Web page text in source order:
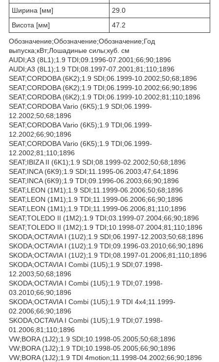
Ширина [мм]
29.0
Висота [мм]
47.2
Обозначение;Обозначение;Обозначение;Год
выпуска;кВт;Лошадиные силы;куб. см
AUDI;A3 (8L1);1.9 TDI;09.1996-07.2001;66;90;1896
AUDI;A3 (8L1);1.9 TDI;08.1997-07.2001;81;110;1896
SEAT;CORDOBA (6K2);1.9 SDI;06.1999-10.2002;50;68;1896
SEAT;CORDOBA (6K2);1.9 TDI;06.1999-10.2002;66;90;1896
SEAT;CORDOBA (6K2);1.9 TDI;06.1999-10.2002;81;110;1896
SEAT;CORDOBA Vario (6K5);1.9 SDI;06.1999-
12.2002;50;68;1896
SEAT;CORDOBA Vario (6K5);1.9 TDI;06.1999-
12.2002;66;90;1896
SEAT;CORDOBA Vario (6K5);1.9 TDI;06.1999-
12.2002;81;110;1896
SEAT;IBIZA II (6K1);1.9 SDI;08.1999-02.2002;50;68;1896
SEAT;INCA (6K9);1.9 SDI;11.1995-06.2003;47;64;1896
SEAT;INCA (6K9);1.9 TDI;09.1996-06.2003;66;90;1896
SEAT;LEON (1M1);1.9 SDI;11.1999-06.2006;50;68;1896
SEAT;LEON (1M1);1.9 TDI;11.1999-06.2006;66;90;1896
SEAT;LEON (1M1);1.9 TDI;11.1999-06.2006;81;110;1896
SEAT;TOLEDO II (1M2);1.9 TDI;03.1999-07.2004;66;90;1896
SEAT;TOLEDO II (1M2);1.9 TDI;10.1998-07.2004;81;110;1896
SKODA;OCTAVIA I (1U2);1.9 SDI;06.1997-12.2003;50;68;1896
SKODA;OCTAVIA I (1U2);1.9 TDI;09.1996-03.2010;66;90;1896
SKODA;OCTAVIA I (1U2);1.9 TDI;08.1997-01.2006;81;110;1896
SKODA;OCTAVIA I Combi (1U5);1.9 SDI;07.1998-
12.2003;50;68;1896
SKODA;OCTAVIA I Combi (1U5);1.9 TDI;07.1998-
03.2010;66;90;1896
SKODA;OCTAVIA I Combi (1U5);1.9 TDI 4x4;11.1999-
02.2006;66;90;1896
SKODA;OCTAVIA I Combi (1U5);1.9 TDI;07.1998-
01.2006;81;110;1896
VW;BORA (1J2);1.9 SDI;10.1998-05.2005;50;68;1896
VW;BORA (1J2);1.9 TDI;10.1998-05.2005;66;90;1896
VW;BORA (1J2);1.9 TDI 4motion;11.1998-04.2002;66;90;1896